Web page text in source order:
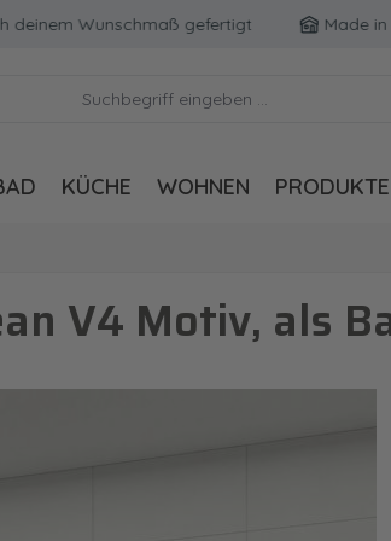
Wunschmaß gefertigt Made in
KÜCHE WOHNEN PRODUKTE
V4 Motiv, als